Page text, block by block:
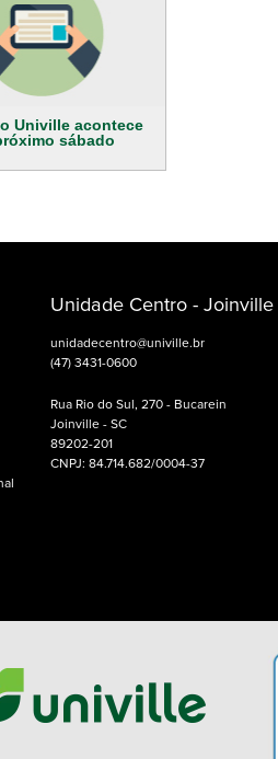
Univille acontece
sábado
Unidade Centro - Joinville
unidadecentro@univille.br
(47) 3431-0600
Rua Rio do Sul, 270 - Bucarein
Joinville - SC
89202-201
CNPJ: 84.714.682/0004-37